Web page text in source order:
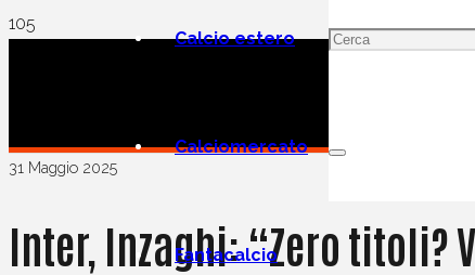
Calcio estero
Calciomercato
Fantacalcio
31 Maggio 2025
Inter, Inzaghi: “Zero titoli?